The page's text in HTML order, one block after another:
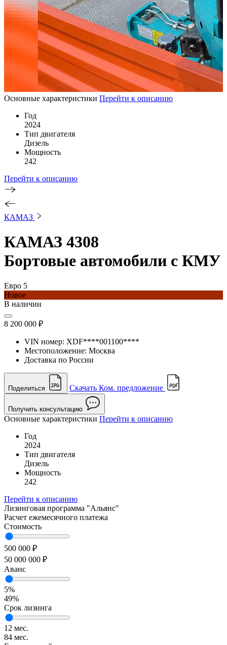
Основные характеристики Перейти к описанию
Год
2024
Тип двигателя
Дизель
Мощность
242
Перейти к описанию
КАМАЗ
КАМАЗ 4308
Бортовые автомобили с КМУ
Евро 5
Новое
В наличии
8 200 000 ₽
VIN номер: XDF****001100****
Местоположение: Москва
Доставка по России
Поделиться Скачать Ком. предложение
Получить консультацию
Основные характеристики Перейти к описанию
Год
2024
Тип двигателя
Дизель
Мощность
242
Перейти к описанию
Лизинговая программа "Альянс"
Расчет ежемесячного платежа
Стоимость
500 000 ₽
50 000 000 ₽
Аванс
5%
49%
Срок лизинга
12 мес.
84 мес.